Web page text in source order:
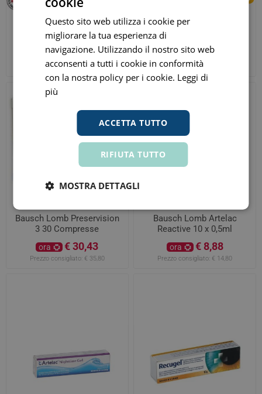
Lipovisc Gel Oftalmico 10g
2mg/g
ora € 17,29
Prezzo consigliato: € 23,60
Bausch Lomb Preservision
3 Integratore Vista 30 Stick
Orosolubili
ora € 28,28
Prezzo consigliato:
Bausch Lomb Preservision
3 30 Compresse
ora € 30,43
Prezzo consigliato: € 35,80
Bausch Lomb Artelac
Reactive 10 x 0,5ml
ora € 8,88
Prezzo consigliato: € 14,80
Questo sito web utilizza i cookie per
migliorare la tua esperienza di
navigazione. Utilizzando il nostro sito web
acconsenti a tutti i cookie in conformità
con la nostra policy per i cookie. Leggi di
più
ACCETTA TUTTO
RIFIUTA TUTTO
MOSTRA DETTAGLI